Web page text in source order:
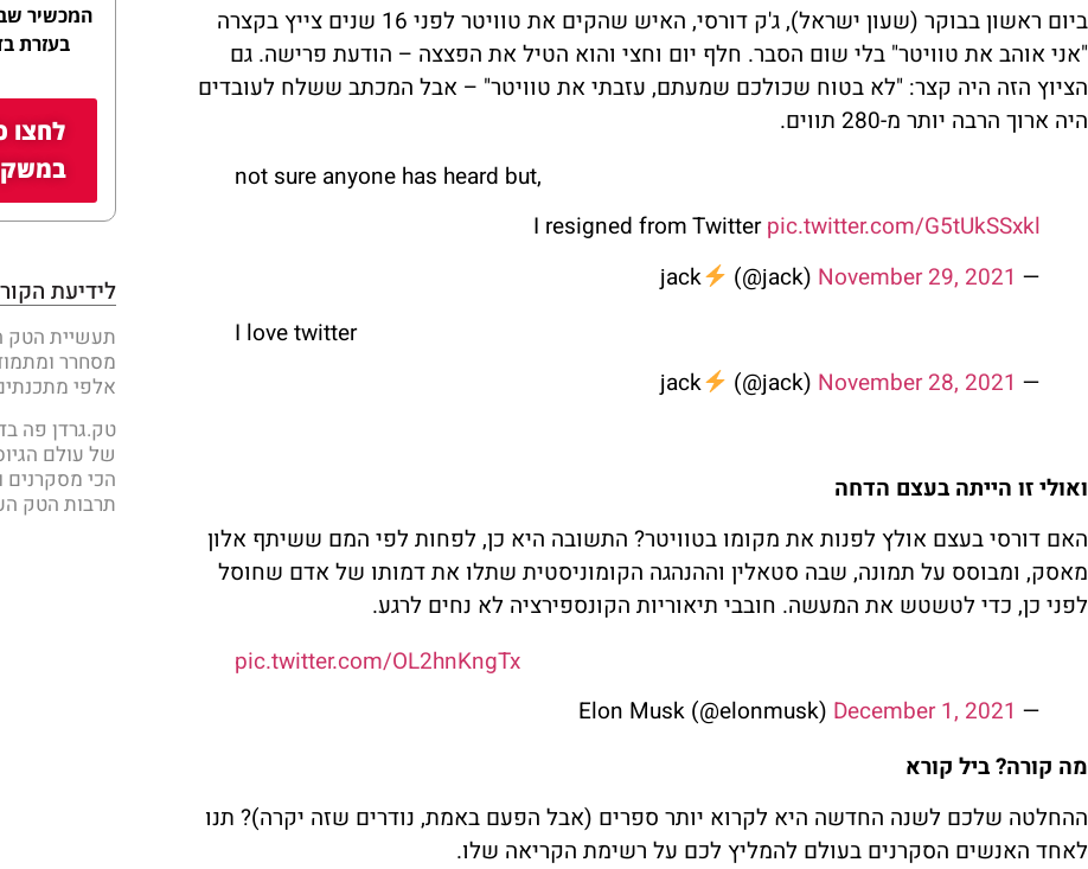
ביום ראשון בבוקר (שעון ישראל), ג'ק דורסי, האיש שהקים את טוויטר לפני 16 שנים צייץ בקצרה
"אני אוהב את טוויטר" בלי שום הסבר. חלף יום וחצי והוא הטיל את הפצצה – הודעת פרישה. גם
הציוץ הזה היה קצר: "לא בטוח שכולכם שמעתם, עזבתי את טוויטר" – אבל המכתב ששלח לעובדים
היה ארוך הרבה יותר מ-280 תווים.
not sure anyone has heard but,
I resigned from Twitterpic.twitter.com/G5tUkSSxkl
— jack
(@jack) November 29, 2021
I love twitter
— jack
(@jack) November 28, 2021
ואולי זו הייתה בעצם הדחה
האם דורסי בעצם אולץ לפנות את מקומו בטוויטר? התשובה היא כן, לפחות לפי המם ששיתף אלון
מאסק, ומבוסס על תמונה, שבה סטאלין וההנהגה הקומוניסטית שתלו את דמותו של אדם שחוסל
לפני כן, כדי לטשטש את המעשה. חובבי תיאוריות הקונספירציה לא נחים לרגע.
pic.twitter.com/OL2hnKngTx
— Elon Musk (@elonmusk)
December 1, 2021
מה קורה? ביל קורא
ההחלטה שלכם לשנה החדשה היא לקרוא יותר ספרים (אבל הפעם באמת, נודרים שזה יקרה)? תנו
לאחד האנשים הסקרנים בעולם להמליץ לכם על רשימת הקריאה שלו.
המכשיר
בעזרת
לחצו
לידיעת
תעשיית הטק
מסחרר
אלפי
טק.גרדן פה
של עולם
הכי מסקרנים
תרבות הטק